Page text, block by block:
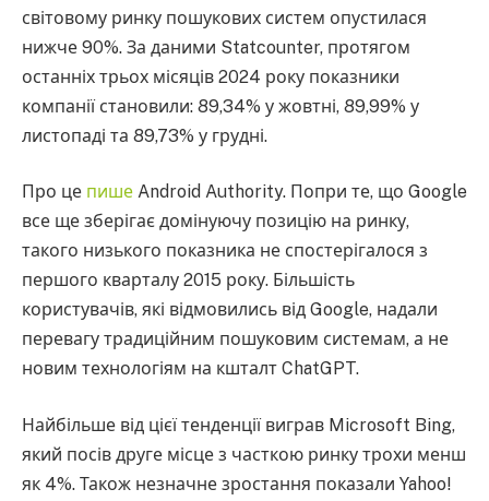
світовому ринку пошукових систем опустилася
нижче 90%. За даними Statcounter, протягом
останніх трьох місяців 2024 року показники
компанії становили: 89,34% у жовтні, 89,99% у
листопаді та 89,73% у грудні.
Про це пише Android Authority. Попри те, що Google
все ще зберігає домінуючу позицію на ринку,
такого низького показника не спостерігалося з
першого кварталу 2015 року. Більшість
користувачів, які відмовились від Google, надали
перевагу традиційним пошуковим системам, а не
новим технологіям на кшталт ChatGPT.
Найбільше від цієї тенденції виграв Microsoft Bing,
який посів друге місце з часткою ринку трохи менш
як 4%. Також незначне зростання показали Yahoo!